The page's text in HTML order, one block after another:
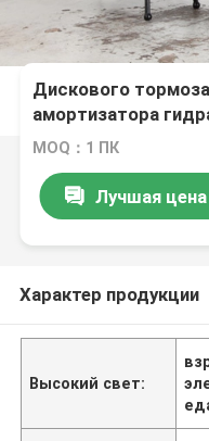
Дискового
амортизатора
Ф/Р коробка багажа
MOQ：1 ПК
Лучшая цена
Характер продукции
Высокий свет: